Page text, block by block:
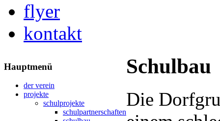
flyer
kontakt
Hauptmenü
der verein
projekte
schulprojekte
schulpartnerschaften
Schulbau
Die